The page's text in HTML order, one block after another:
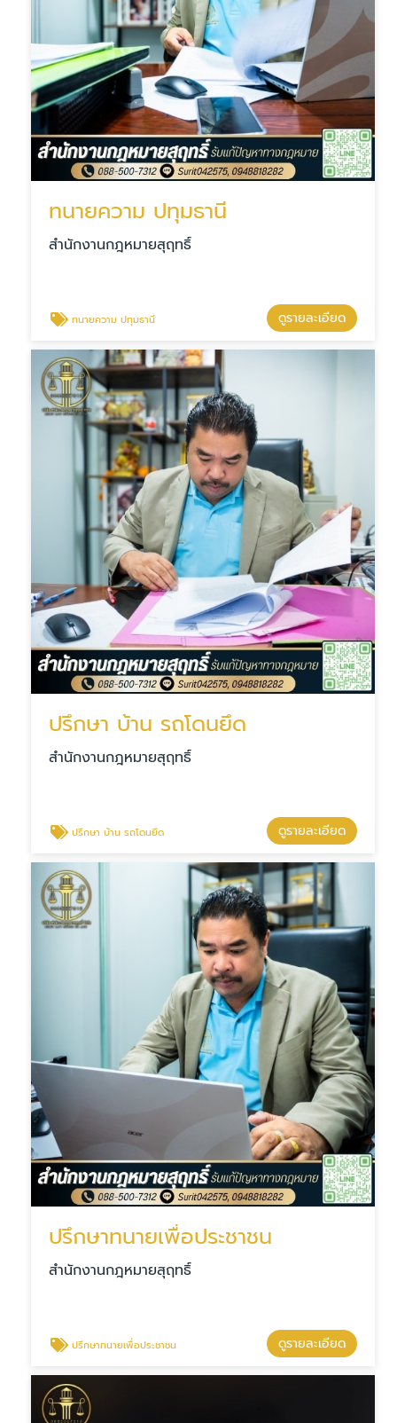
ทนายความ ปทุมธานี
สำนักงานกฎหมายสุฤทธิ์
ทนายความ ปทุมธานี ดูรายละเอียด
ปรึกษา บ้าน รถโดนยึด
สำนักงานกฎหมายสุฤทธิ์
ปรึกษา บ้าน รถโดนยึด ดูรายละเอียด
ปรึกษาทนายเพื่อประชาชน
สำนักงานกฎหมายสุฤทธิ์
ปรึกษาทนายเพื่อประชาชน ดูรายละเอียด